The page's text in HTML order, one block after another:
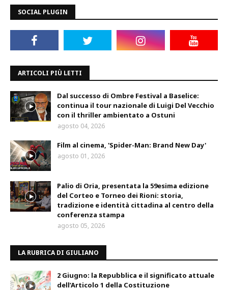
SOCIAL PLUGIN
ARTICOLI PIÙ LETTI
Dal successo di Ombre Festival a Baselice:
continua il tour nazionale di Luigi Del Vecchio
con il thriller ambientato a Ostuni
agosto 04, 2026
Film al cinema, 'Spider-Man: Brand New Day'
agosto 01, 2026
Palio di Oria, presentata la 59esima edizione
del Corteo e Torneo dei Rioni: storia,
tradizione e identità cittadina al centro della
conferenza stampa
agosto 05, 2026
LA RUBRICA DI GIULIANO
2 Giugno: la Repubblica e il significato attuale
dell’Articolo 1 della Costituzione